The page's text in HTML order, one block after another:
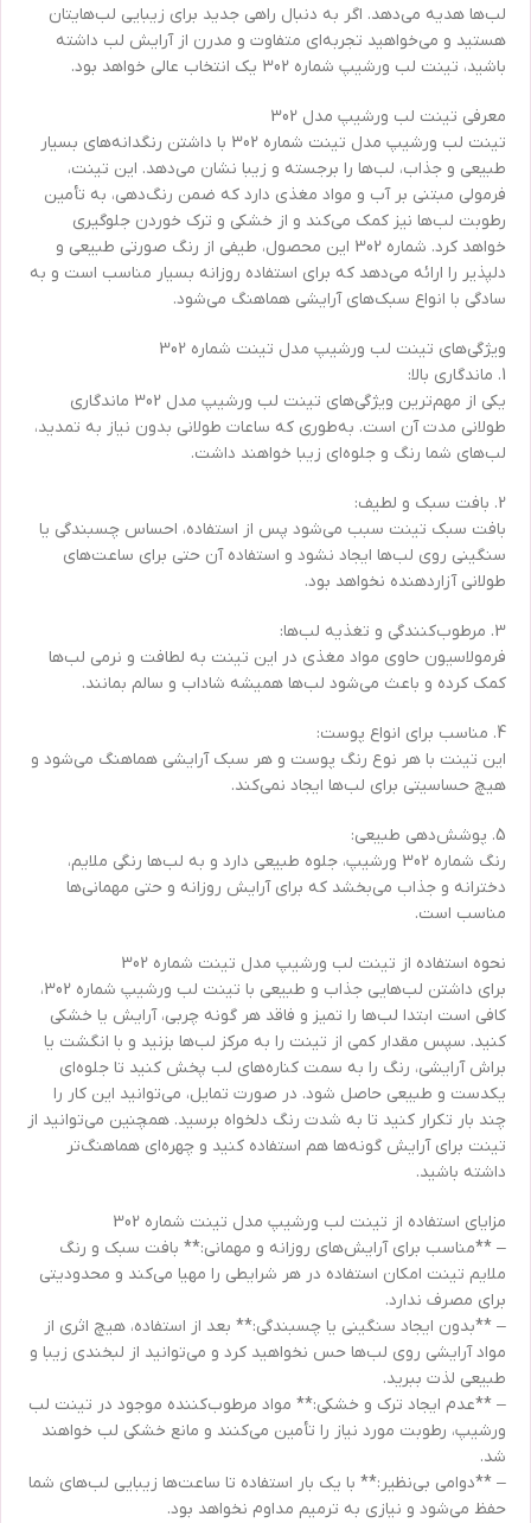
لب‌ها هدیه می‌دهد. اگر به دنبال راهی جدید برای زیبایی لب‌هایتان
هستید و می‌خواهید تجربه‌ای متفاوت و مدرن از آرایش لب داشته
باشید، تینت لب ورشیپ شماره 302 یک انتخاب عالی خواهد بود.
معرفی تینت لب ورشیپ مدل 302
تینت لب ورشیپ مدل تینت شماره 302 با داشتن رنگدانه‌های بسیار
طبیعی و جذاب، لب‌ها را برجسته و زیبا نشان می‌دهد. این تینت،
فرمولی مبتنی بر آب و مواد مغذی دارد که ضمن رنگ‌دهی، به تأمین
رطوبت لب‌ها نیز کمک می‌کند و از خشکی و ترک خوردن جلوگیری
خواهد کرد. شماره 302 این محصول، طیفی از رنگ صورتی طبیعی و
دلپذیر را ارائه می‌دهد که برای استفاده روزانه بسیار مناسب است و به
سادگی با انواع سبک‌های آرایشی هماهنگ می‌شود.
ویژگی‌های تینت لب ورشیپ مدل تینت شماره 302
1. ماندگاری بالا:
یکی از مهم‌ترین ویژگی‌های تینت لب ورشیپ مدل 302 ماندگاری
طولانی مدت آن است. به‌طوری که ساعات طولانی بدون نیاز به تمدید،
لب‌های شما رنگ و جلوه‌ای زیبا خواهند داشت.
2. بافت سبک و لطیف:
بافت سبک تینت سبب می‎‌شود پس از استفاده، احساس چسبندگی یا
سنگینی روی لب‌ها ایجاد نشود و استفاده آن حتی برای ساعت‌های
طولانی آزاردهنده نخواهد بود.
3. مرطوب‌کنندگی و تغذیه لب‌ها:
فرمولاسیون حاوی مواد مغذی در این تینت به لطافت و نرمی لب‌ها
کمک کرده و باعث می‌شود لب‌ها همیشه شاداب و سالم بمانند.
4. مناسب برای انواع پوست:
این تینت با هر نوع رنگ پوست و هر سبک آرایشی هماهنگ می‌شود و
هیچ حساسیتی برای لب‌ها ایجاد نمی‌کند.
5. پوشش‌دهی طبیعی:
رنگ شماره 302 ورشیپ، جلوه طبیعی دارد و به لب‌ها رنگی ملایم،
دخترانه و جذاب می‌بخشد که برای آرایش روزانه و حتی مهمانی‌ها
مناسب است.
نحوه استفاده از تینت لب ورشیپ مدل تینت شماره 302
برای داشتن لب‌هایی جذاب و طبیعی با تینت لب ورشیپ شماره 302،
کافی است ابتدا لب‌ها را تمیز و فاقد هر گونه چربی، آرایش یا خشکی
کنید. سپس مقدار کمی از تینت را به مرکز لب‌ها بزنید و با انگشت یا
براش آرایشی، رنگ را به سمت کناره‌های لب پخش کنید تا جلوه‌ای
یکدست و طبیعی حاصل شود. در صورت تمایل، می‌توانید این کار را
چند بار تکرار کنید تا به شدت رنگ دلخواه برسید. همچنین می‌توانید از
تینت برای آرایش گونه‌ها هم استفاده کنید و چهره‌ای هماهنگ‌تر
داشته باشید.
مزایای استفاده از تینت لب ورشیپ مدل تینت شماره 302
– **مناسب برای آرایش‌های روزانه و مهمانی:** بافت سبک و رنگ
ملایم تینت امکان استفاده در هر شرایطی را مهیا می‌کند و محدودیتی
برای مصرف ندارد.
– **بدون ایجاد سنگینی یا چسبندگی:** بعد از استفاده، هیچ اثری از
مواد آرایشی روی لب‌ها حس نخواهید کرد و می‌توانید از لبخندی زیبا و
طبیعی لذت ببرید.
– **عدم ایجاد ترک و خشکی:** مواد مرطوب‌کننده موجود در تینت لب
ورشیپ، رطوبت مورد نیاز را تأمین می‌کنند و مانع خشکی لب خواهند
شد.
– **دوامی بی‌نظیر:** با یک بار استفاده تا ساعت‌ها زیبایی لب‌های شما
حفظ می‌شود و نیازی به ترمیم مداوم نخواهد بود.